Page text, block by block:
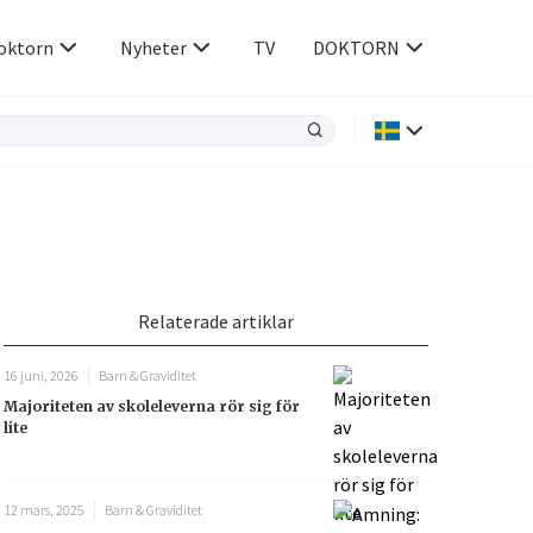
Rörelseapparaten
Sex & Samliv
Sömn & Stress
Nyheter TV DOKTORN
Relaterade artiklar
16 juni, 2026
Barn & Graviditet
Majoriteten av skoleleverna rör sig för
lite
12 mars, 2025
Barn & Graviditet